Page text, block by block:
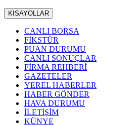
KISAYOLLAR
CANLI BORSA
FİKSTÜR
PUAN DURUMU
CANLI SONUÇLAR
FİRMA REHBERİ
GAZETELER
YEREL HABERLER
HABER GÖNDER
HAVA DURUMU
İLETİŞİM
KÜNYE